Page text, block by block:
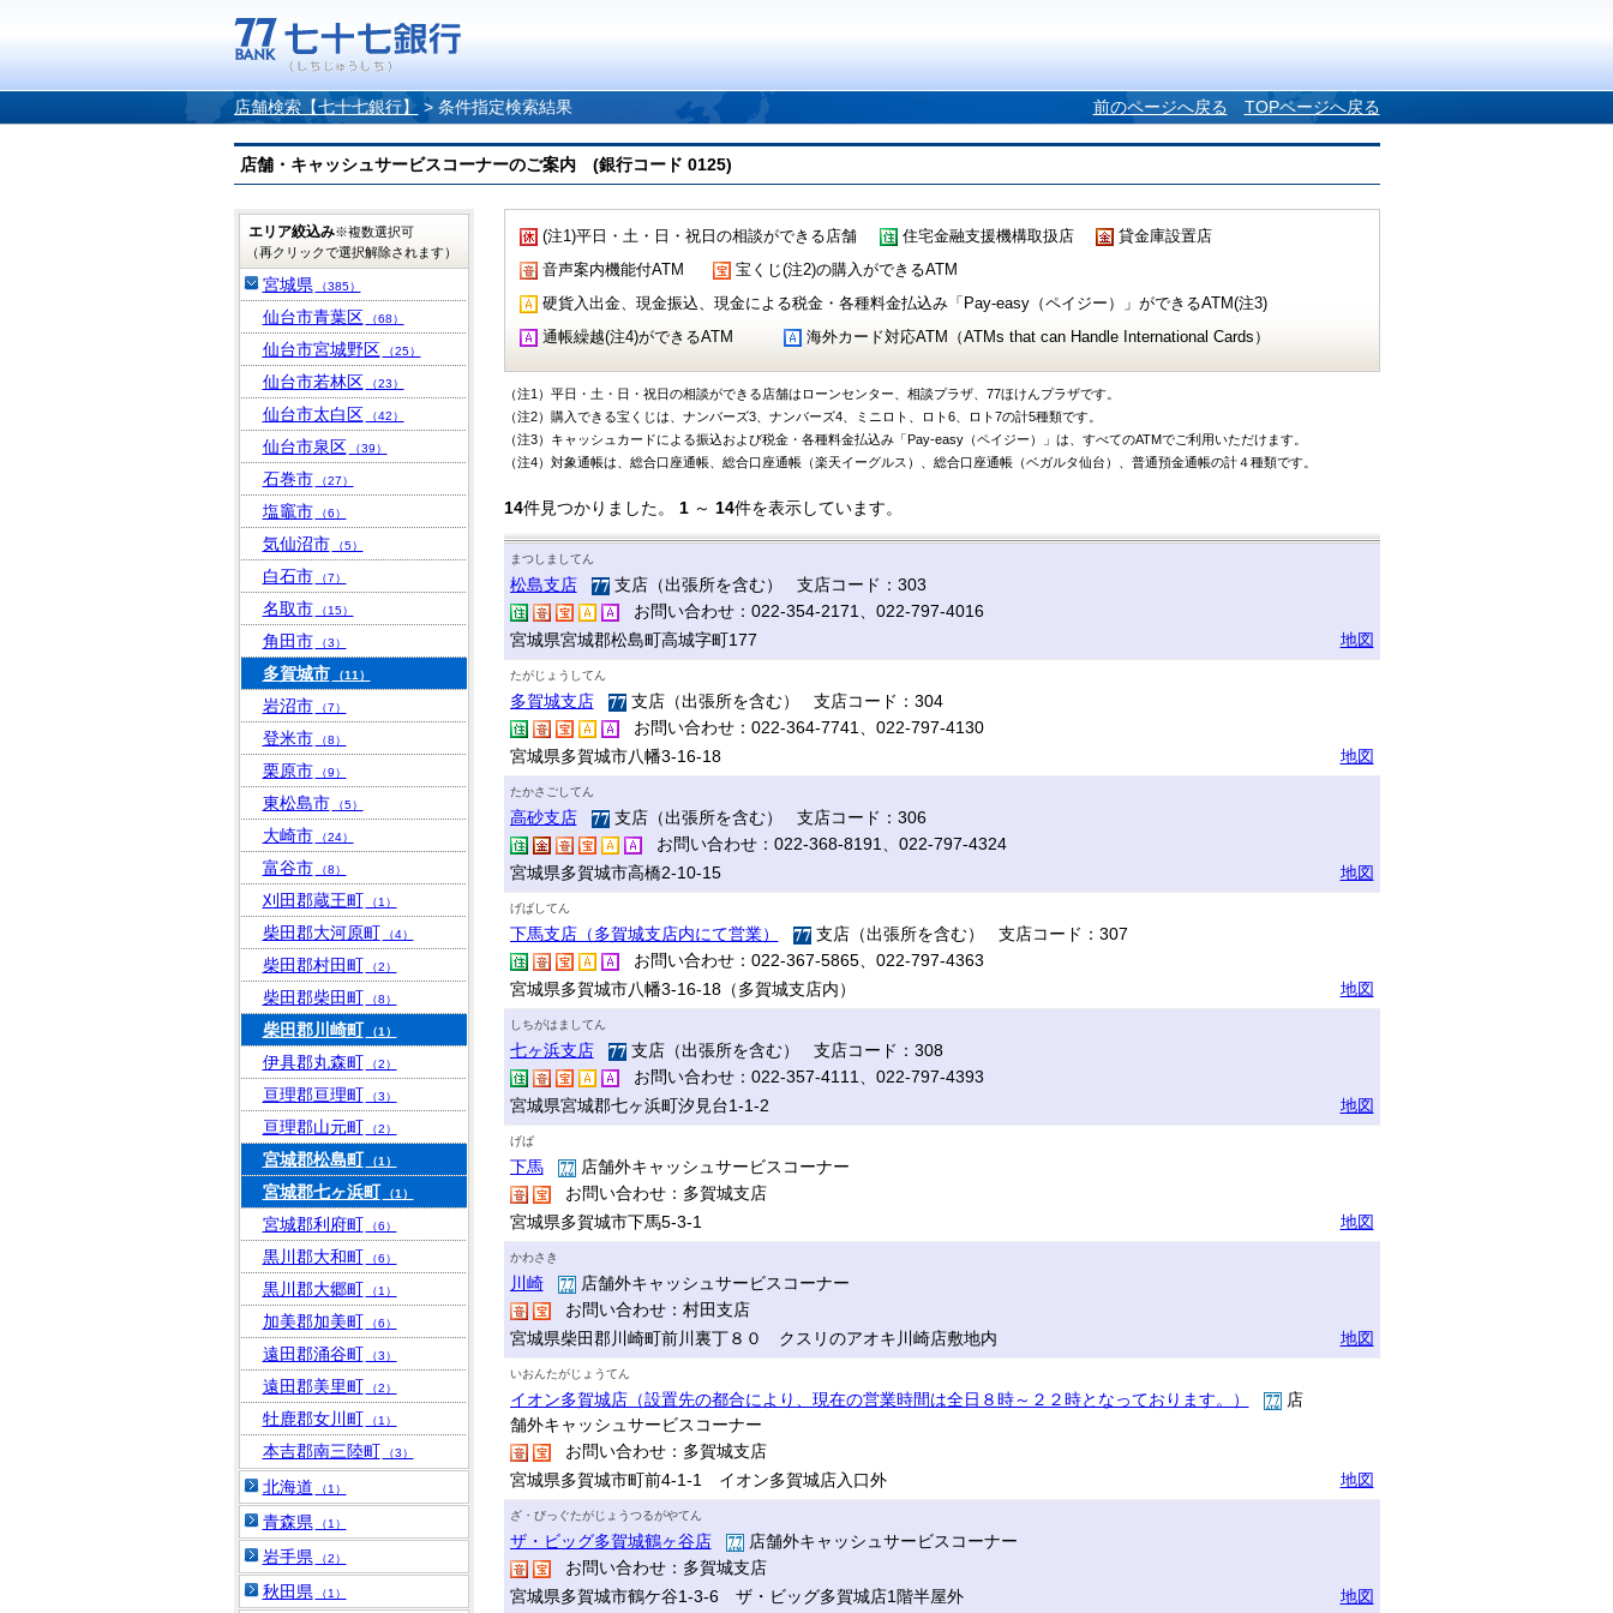
店舗検索【七十七銀行】 > 条件指定検索結果 前のページへ戻る TOPページへ戻る
店舗・キャッシュサービスコーナーのご案内 (銀行コード 0125)
(注1)平日・土・日・祝日の相談ができる店舗 住宅金融支援機構取扱店
貸金庫設置店
音声案内機能付ATM
宝くじ(注2)の購入ができるATM
硬貨入出金、現金振込、現金による税金・各種料金払込み「Pay-easy（ペイジー）」ができるATM(注3)
通帳繰越(注4)ができるATM
海外カード対応ATM（ATMs that can Handle International Cards）
（注1）平日・土・日・祝日の相談ができる店舗はローンセンター、相談プラザ、77ほけんプラザです。
（注2）購入できる宝くじは、ナンバーズ3、ナンバーズ4、ミニロト、ロト6、ロト7の計5種類です。
（注3）キャッシュカードによる振込および税金・各種料金払込み「Pay-easy（ペイジー）」は、すべてのATMでご利用いただけます。
（注4）対象通帳は、総合口座通帳、総合口座通帳（楽天イーグルス）、総合口座通帳（ベガルタ仙台）、普通預金通帳の計４種類です。
14件見つかりました。 1～ 14件を表示しています。
まつしましてん
松島支店
支店（出張所を含む） 支店コード：303
お問い合わせ：022-354-2171、022-797-4016
宮城県宮城郡松島町高城字町177
地図
たがじょうしてん
多賀城支店
支店（出張所を含む） 支店コード：304
お問い合わせ：022-364-7741、022-797-4130
宮城県多賀城市八幡3-16-18
地図
たかさごしてん
高砂支店
支店（出張所を含む） 支店コード：306
お問い合わせ：022-368-8191、022-797-4324
宮城県多賀城市高橋2-10-15
地図
げばしてん
下馬支店（多賀城支店内にて営業）
支店（出張所を含む） 支店コード：307
お問い合わせ：022-367-5865、022-797-4363
宮城県多賀城市八幡3-16-18（多賀城支店内）
地図
しちがはましてん
七ヶ浜支店
支店（出張所を含む） 支店コード：308
お問い合わせ：022-357-4111、022-797-4393
宮城県宮城郡七ヶ浜町汐見台1-1-2
地図
げば
下馬
店舗外キャッシュサービスコーナー
お問い合わせ：多賀城支店
宮城県多賀城市下馬5-3-1
地図
かわさき
川崎
店舗外キャッシュサービスコーナー
お問い合わせ：村田支店
宮城県柴田郡川崎町前川裏丁８０ クスリのアオキ川崎店敷地内
地図
いおんたがじょうてん
イオン多賀城店（設置先の都合により、現在の営業時間は全日８時～２２時となっております。）
店
舗外キャッシュサービスコーナー
お問い合わせ：多賀城支店
宮城県多賀城市町前4-1-1 イオン多賀城店入口外
地図
ざ・びっぐたがじょうつるがやてん
ザ・ビッグ多賀城鶴ヶ谷店
店舗外キャッシュサービスコーナー
お問い合わせ：多賀城支店
宮城県多賀城市鶴ケ谷1-3-6 ザ・ビッグ多賀城店1階半屋外
地図
エリア絞込み※複数選択可
（再クリックで選択解除されます）
宮城県 （385）
仙台市青葉区 （68）
仙台市宮城野区 （25）
仙台市若林区 （23）
仙台市太白区 （42）
仙台市泉区 （39）
石巻市 （27）
塩竈市 （6）
気仙沼市 （5）
白石市 （7）
名取市 （15）
角田市 （3）
多賀城市 （11）
岩沼市 （7）
登米市 （8）
栗原市 （9）
東松島市 （5）
大崎市 （24）
富谷市 （8）
刈田郡蔵王町 （1）
柴田郡大河原町 （4）
柴田郡村田町 （2）
柴田郡柴田町 （8）
柴田郡川崎町 （1）
伊具郡丸森町 （2）
亘理郡亘理町 （3）
亘理郡山元町 （2）
宮城郡松島町 （1）
宮城郡七ヶ浜町 （1）
宮城郡利府町 （6）
黒川郡大和町 （6）
黒川郡大郷町 （1）
加美郡加美町 （6）
遠田郡涌谷町 （3）
遠田郡美里町 （2）
牡鹿郡女川町 （1）
本吉郡南三陸町 （3）
北海道 （1）
青森県 （1）
岩手県 （2）
秋田県 （1）